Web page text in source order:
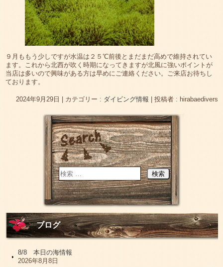
９月ももう少しですが水温は２５℃前後とまだまだ高めで維持されてい
ます。これから北西が吹く時期になってきますが北風に強いポイントが
当店は多いので興味がある方は早めにご連絡ください。ご来店お待ちし
ております。
2024年9月29日 カテゴリー : ダイビング情報 投稿者 : hirabaedivers
ブログ
8/8 本日の海情報
2026年8月8日